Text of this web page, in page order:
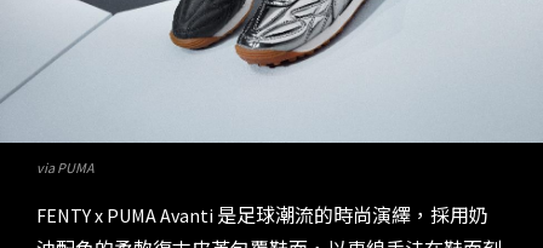
via PUMA
FENTY x PUMA Avanti 是足球潮流的時尚演繹，採用奶